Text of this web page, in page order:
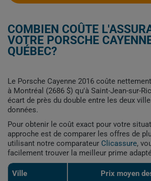
COMBIEN COÛTE
VOTRE PORSCHE
QUÉBEC?
Le Porsche Cayenne 2016 coûte
à Montréal (2686 $) qu'à Saint-Jean-sur-
écart de près du double entre les deux
données.
Pour obtenir le coût exact pour votre
approche est de comparer les offres de
utilisant notre comparateur Clicassure,
facilement trouver la meilleur prime
Ville Prix ​​moyen